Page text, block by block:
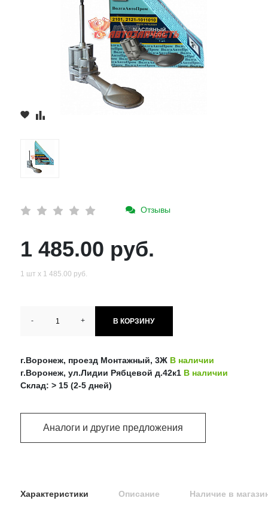
Отзывы
1 485.00 руб.
1 шт х 1 485.00 руб.
- + В КОРЗИНУ
г.Воронеж, проезд Монтажный, 3Ж В наличии
г.Воронеж, ул.Лидии Рябцевой д.42к1 В наличии
Склад: > 15 (2-5 дней)
Аналоги и другие предложения
Характеристики Описание Наличие в